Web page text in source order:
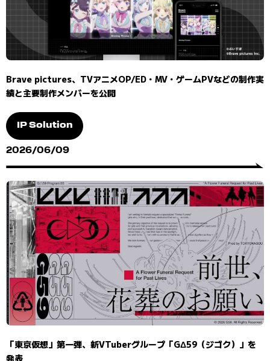
Brave pictures、TVアニメOP/ED・MV・ゲームPVなどの制作実
績と主要制作メンバーを公開
IP Solution
2026/06/09
「東京仮想」第一弾、新VTuberグループ「GΔ59（ジゴク）」を
発表